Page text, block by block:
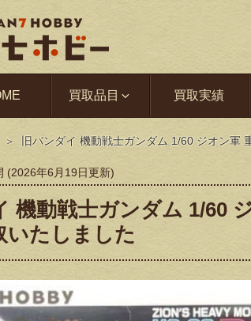
買取品目 買取実績
旧バンダイ 機動戦士ガンダム 1/60 ジオン軍
(2026年6月19日更新)
機動戦士ガンダム 1/60
いたしました